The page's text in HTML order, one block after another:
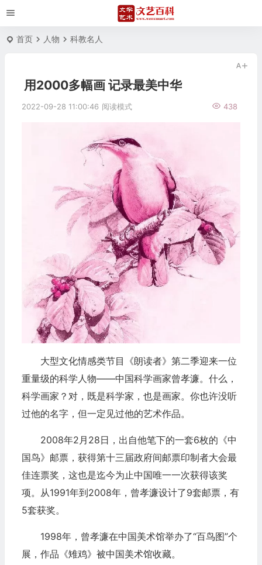
首页 人物 科教名人
用2000多幅画 记录最美中华
2022-09-28 11:00:46 438
阅读模式
大型文化情感类节目《朗读者》第二季迎来一位
重量级的科学人物——中国科学画家曾孝濂。什么，
科学画家？对，既是科学家，也是画家。你也许没听
过他的名字，但一定见过他的艺术作品。
2008年2月28日，出自他笔下的一套6枚的《中
国鸟》邮票，获得第十三届政府间邮票印制者大会最
佳连票奖，这也是迄今为止中国唯一一次获得该奖
项。从1991年到2008年，曾孝濂设计了9套邮票，有
5套获奖。
1998年，曾孝濂在中国美术馆举办了“百鸟图”个
展，作品《雉鸡》被中国美术馆收藏。